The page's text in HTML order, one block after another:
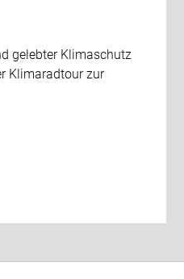
gelebter Klimaschutz
Klimaradtour zur